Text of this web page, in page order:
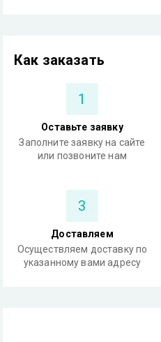
Как заказать
1
Оставьте заявку
Заполните заявку на сайте
или позвоните нам
3
Доставляем
Осуществляем доставку по
указанному вами адресу